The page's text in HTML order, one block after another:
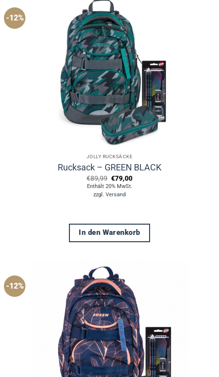
-12%
JOLLY RUCKSÄCKE
Rucksack – GREEN BLACK
€89,99 Ursprünglicher
Preis
war:
€89,99
€79,00Aktueller
Enthält 20% MwSt.
zzgl. Versand
In den Warenkorb
-12%